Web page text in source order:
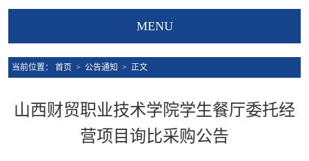
MENU
当前位置： 首页 > 公告通知 > 正文
山西财贸职业技术学院学生餐厅委托经
营项目询比采购公告